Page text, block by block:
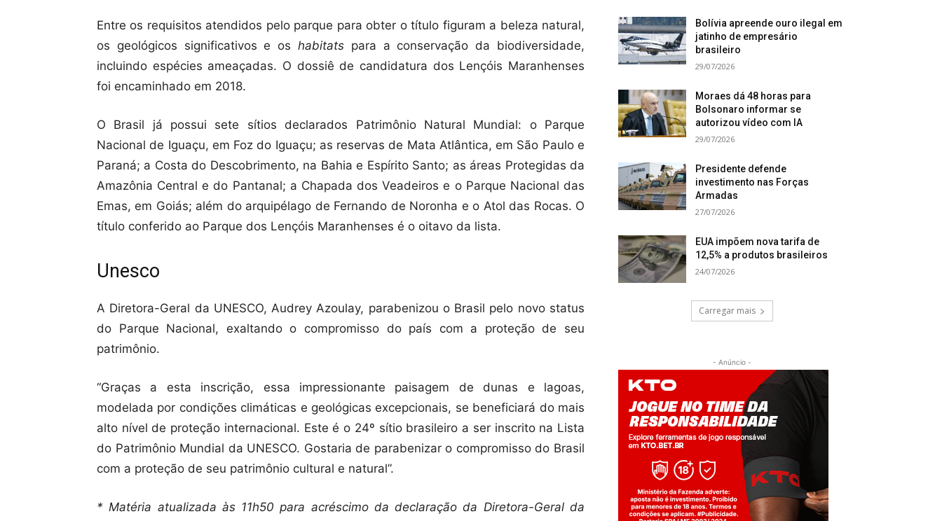
Entre os requisitos atendidos pelo parque para obter o título figuram a beleza natural,
os geológicos significativos e os habitats para a conservação da biodiversidade,
incluindo espécies ameaçadas. O dossiê de candidatura dos Lençóis Maranhenses
foi encaminhado em 2018.
O Brasil já possui sete sítios declarados Patrimônio Natural Mundial: o Parque
Nacional de Iguaçu, em Foz do Iguaçu; as reservas de Mata Atlântica, em São Paulo e
Paraná; a Costa do Descobrimento, na Bahia e Espírito Santo; as áreas Protegidas da
Amazônia Central e do Pantanal; a Chapada dos Veadeiros e o Parque Nacional das
Emas, em Goiás; além do arquipélago de Fernando de Noronha e o Atol das Rocas. O
título conferido ao Parque dos Lençóis Maranhenses é o oitavo da lista.
Unesco
A Diretora-Geral da UNESCO, Audrey Azoulay, parabenizou o Brasil pelo novo status
do Parque Nacional, exaltando o compromisso do país com a proteção de seu
patrimônio.
“Graças a esta inscrição, essa impressionante paisagem de dunas e lagoas,
modelada por condições climáticas e geológicas excepcionais, se beneficiará do mais
alto nível de proteção internacional. Este é o 24º sítio brasileiro a ser inscrito na Lista
do Patrimônio Mundial da UNESCO. Gostaria de parabenizar o compromisso do Brasil
com a proteção de seu patrimônio cultural e natural”.
* Matéria atualizada às 11h50 para acréscimo da declaração da Diretora-Geral da
Bolívia apreende ouro ilegal em
jatinho de empresário
brasileiro
29/07/2026
Moraes dá 48 horas para
Bolsonaro informar se
autorizou vídeo com IA
29/07/2026
Presidente defende
investimento nas Forças
Armadas
27/07/2026
EUA impõem nova tarifa de
12,5% a produtos brasileiros
24/07/2026
Carregar mais
- Anúncio -